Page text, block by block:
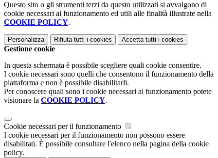
Questo sito o gli strumenti terzi da questo utilizzati si avvalgono di
cookie necessari al funzionamento ed utili alle finalità illustrate nella
COOKIE POLICY.
Personalizza Rifiuta tutti i cookies Accetta tutti i cookies
Gestione cookie
In questa schermata è possibile scegliere quali cookie consentire.
I cookie necessari sono quelli che consentono il funzionamento della
piattaforma e non è possibile disabilitarli.
Per conoscere quali sono i cookie necessari al funzionamento potete
visionare la COOKIE POLICY.
Cookie necessari per il funzionamento
I cookie necessari per il funzionamento non possono essere
disabilitati. È possibile consultare l'elenco nella pagina della cookie
policy.